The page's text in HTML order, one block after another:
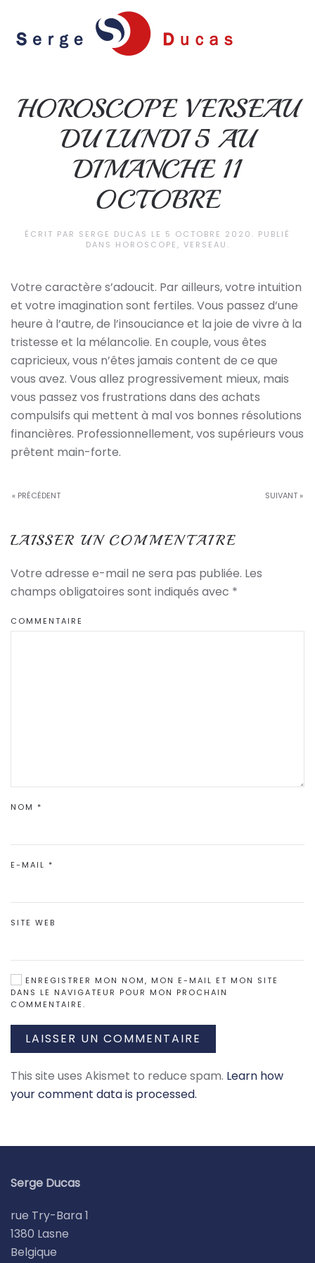
Skip to main content
HOROSCOPE VERSEAU
DU LUNDI 5 AU
DIMANCHE 11
OCTOBRE
ÉCRIT PAR SERGE DUCAS LE 5 OCTOBRE 2020 . PUBLIÉ
DANS HOROSCOPE, VERSEAU .
Votre caractère s’adoucit. Par ailleurs, votre intuition
et votre imagination sont fertiles. Vous passez d’une
heure à l’autre, de l’insouciance et la joie de vivre à la
tristesse et la mélancolie. En couple, vous êtes
capricieux, vous n’êtes jamais content de ce que
vous avez. Vous allez progressivement mieux, mais
vous passez vos frustrations dans des achats
compulsifs qui mettent à mal vos bonnes résolutions
financières. Professionnellement, vos supérieurs vous
prêtent main-forte.
« PRÉCÉDENT SUIVANT »
LAISSER UN COMMENTAIRE
Votre adresse e-mail ne sera pas publiée. Les
champs obligatoires sont indiqués avec *
COMMENTAIRE
NOM *
E-MAIL *
SITE WEB
ENREGISTRER MON NOM, MON E-MAIL ET MON SITE
DANS LE NAVIGATEUR POUR MON PROCHAIN
COMMENTAIRE.
LAISSER UN COMMENTAIRE
This site uses Akismet to reduce spam. Learn how
your comment data is processed.
Serge Ducas
rue Try-Bara 1
1380 Lasne
Belgique